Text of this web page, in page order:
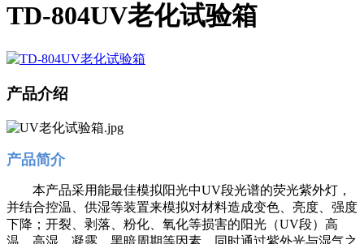
TD-804UV老化试验箱
产品介绍
产品简介
本产品采用能最佳模拟阳光中UV段光谱的荧光紫外灯，
并结合控温、供湿等装置来模拟对材料造成变色、亮度、强度
下降；开裂、剥落、粉化、氧化等损害的阳光（UV段）高
温、高湿、凝露、黑暗周期等因素，同时通过紫外光与湿气之